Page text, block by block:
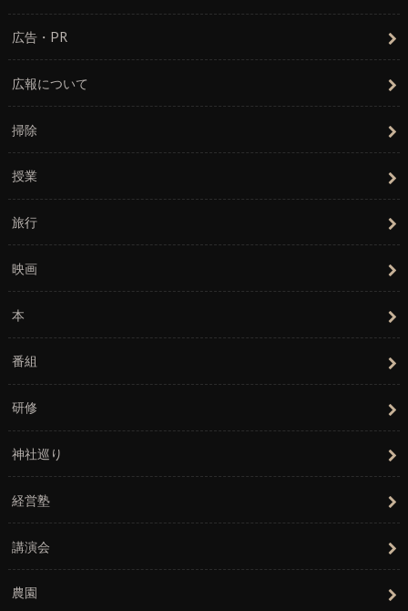
広告・PR
広報について
掃除
授業
旅行
映画
本
番組
研修
神社巡り
経営塾
講演会
農園